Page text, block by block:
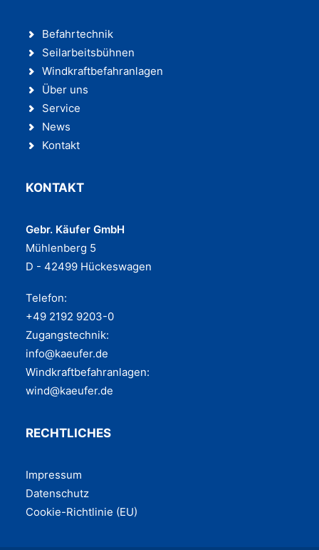
Befahrtechnik
Seilarbeitsbühnen
Windkraftbefahranlagen
Über uns
Service
News
Kontakt
KONTAKT
Gebr. Käufer GmbH
Mühlenberg 5
D - 42499 Hückeswagen
Telefon:
+49 2192 9203-0
Zugangstechnik:
info@kaeufer.de
Windkraftbefahranlagen:
wind@kaeufer.de
RECHTLICHES
Impres­sum
Daten­schutz
Coo­kie-Rich­t­­li­­nie (EU)